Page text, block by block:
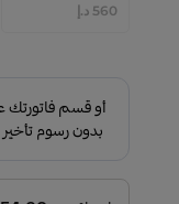
⁦560⁩ د.إ